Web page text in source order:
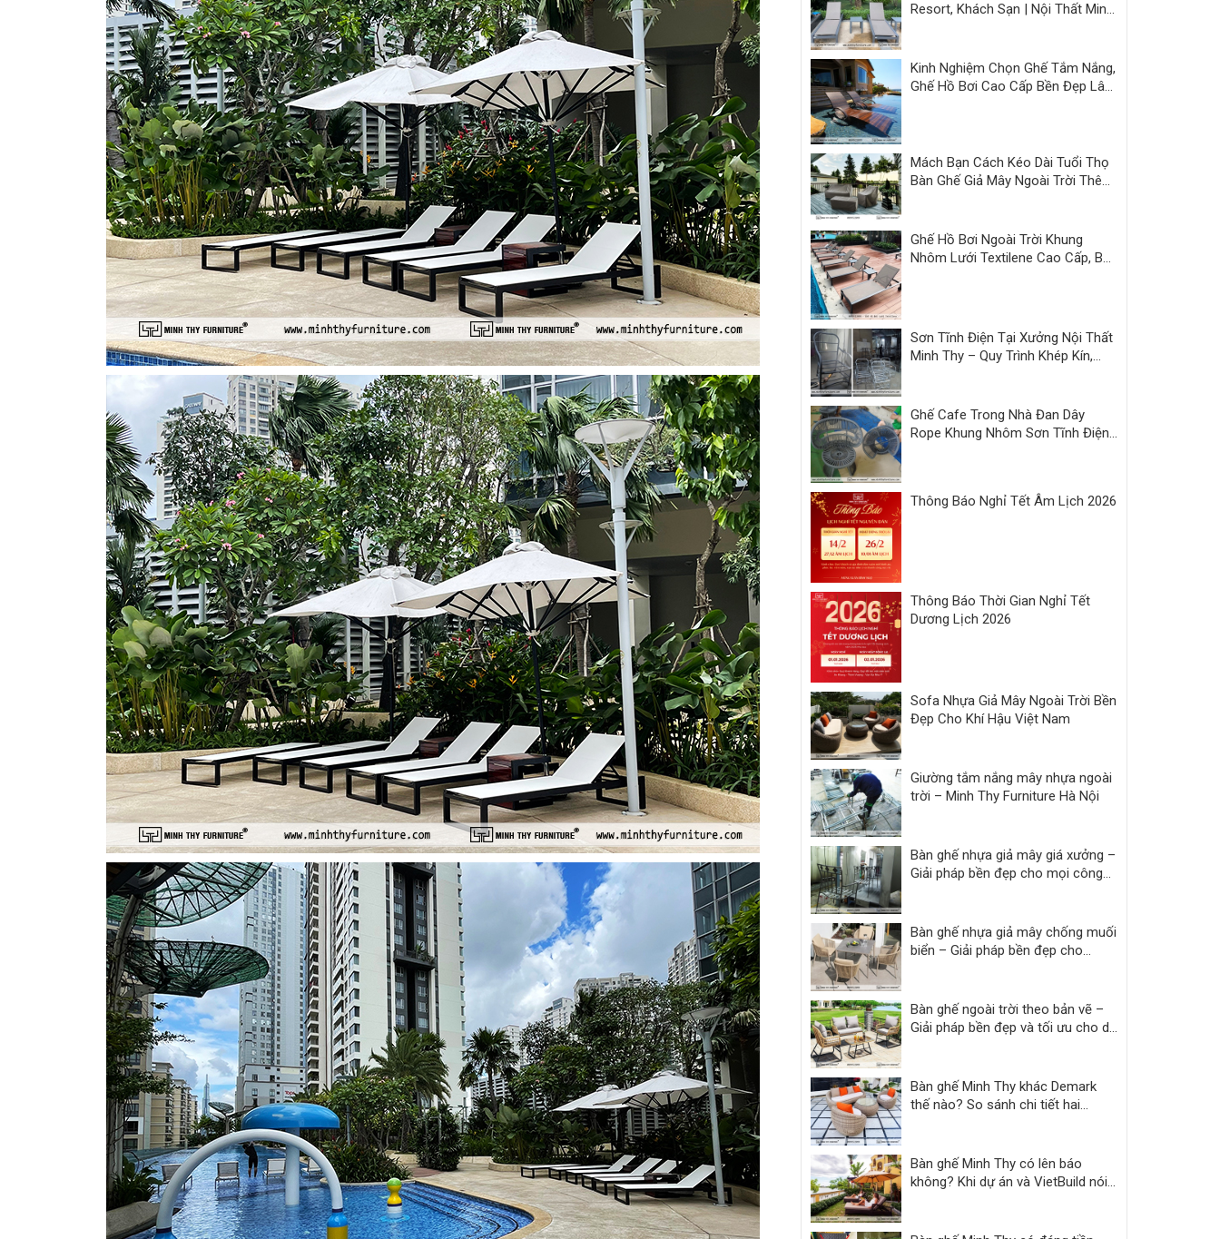
Resort, Khách Sạn | Nội Thất Minh
Kinh Nghiệm Chọn Ghế Tắm Nắng,
Ghế Hồ Bơi Cao Cấp Bền Đẹp Lâu
Mách Bạn Cách Kéo Dài Tuổi Thọ
Bàn Ghế Giả Mây Ngoài Trời Thêm
Ghế Hồ Bơi Ngoài Trời Khung
Nhôm Lưới Textilene Cao Cấp, Bền
Sơn Tĩnh Điện Tại Xưởng Nội Thất
Minh Thy – Quy Trình Khép Kín,
Ghế Cafe Trong Nhà Đan Dây
Rope Khung Nhôm Sơn Tĩnh Điện |
Thông Báo Nghỉ Tết Âm Lịch 2026
Thông Báo Thời Gian Nghỉ Tết
Dương Lịch 2026
Sofa Nhựa Giả Mây Ngoài Trời Bền
Đẹp Cho Khí Hậu Việt Nam
Giường tắm nắng mây nhựa ngoài
trời – Minh Thy Furniture Hà Nội
Bàn ghế nhựa giả mây giá xưởng –
Giải pháp bền đẹp cho mọi công
Bàn ghế nhựa giả mây chống muối
biển – Giải pháp bền đẹp cho
Bàn ghế ngoài trời theo bản vẽ –
Giải pháp bền đẹp và tối ưu cho dự
Bàn ghế Minh Thy khác Demark
thế nào? So sánh chi tiết hai
Bàn ghế Minh Thy có lên báo
không? Khi dự án và VietBuild nói